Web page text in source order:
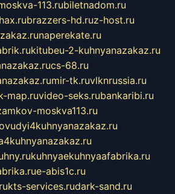
113.rubiletnadom.ru
brazzers-hd.ruz-host.ru
naperekate.ru
kitubeu-2-kuhnyanazakaz.ru
cs-68.ru
mir-tk.ruvlknrussia.ru
map.ruvideo-seks.rubankaribi.ru
moskva113.ru
kuhnyaekuhnyaafabrika.ru
e-abis1c.ru
kts-services.rudark-sand.ru